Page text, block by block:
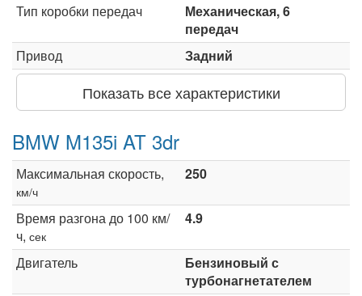
Тип коробки передач
Механическая, 6
передач
Привод
Задний
Показать все характеристики
BMW M135i AT 3dr
Максимальная скорость,
км/ч
250
Время разгона до 100 км/
ч, сек
4.9
Двигатель
Бензиновый с
турбонагнетателем